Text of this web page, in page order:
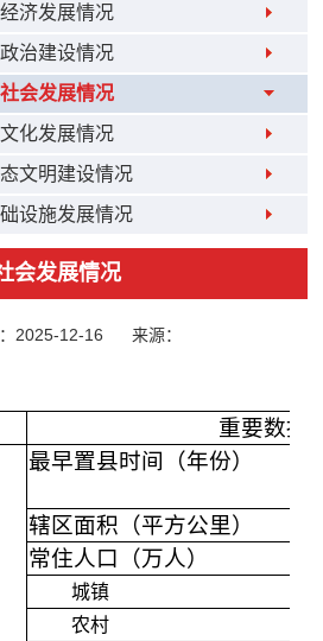
经济发展情况
政治建设情况
社会发展情况
文化发展情况
文明建设情况
设施发展情况
会发展情况
2025-12-16 来源：
重要数据
最早置县时间（年份）
辖区面积（平方公里）
常住人口（万人）
城镇
农村